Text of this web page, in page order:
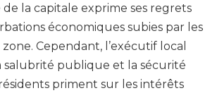
la capitale exprime ses regrets
économiques subies par les
Cependant, l’exécutif local
salubrité publique et la sécurité
priment sur les intérêts